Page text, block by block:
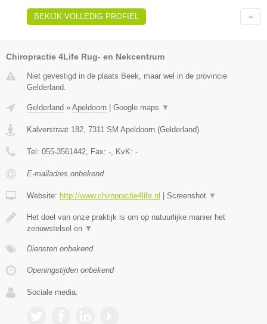
BEKIJK VOLLEDIG PROFIEL
Chiropractie 4Life Rug- en Nekcentrum
Niet gevestigd in de plaats Beek, maar wel in de provincie
Gelderland.
Gelderland » Apeldoorn Google maps ▼
Kalverstraat 182 7311 SM Apeldoorn (Gelderland)
Tel: 055-3561442 , Fax: - , KvK: -
E-mailadres onbekend
Website: http://www.chiropractie4life.nl Screenshot ▼
Het doel van onze praktijk is om op natuurlijke manier het
zenuwstelsel en ▼
Diensten onbekend
Openingstijden onbekend
Sociale media: